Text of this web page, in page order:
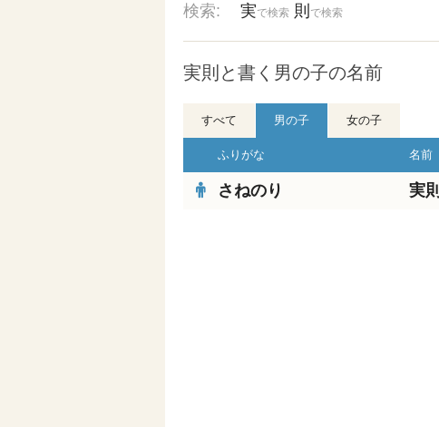
検索:
実で検索 則 で検索
実則と書く男の子の名前
すべて 男の子 女の子
ふりがな 名前
さねのり 実則